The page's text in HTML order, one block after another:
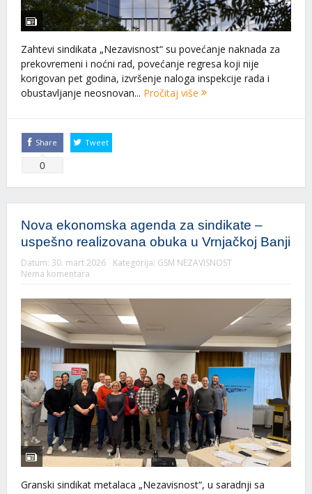
Zahtevi sindikata „Nezavisnost“ su povećanje naknada za
prekovremeni i noćni rаd, povećanje regresa koji nije
korigovan pet godina, izvršenje naloga inspekcije rada i
obustavljanje neosnovan... Pročitaj više
Share
0
Tweet
Nova ekonomska agenda za sindikate –
uspešno realizovana obuka u Vrnjačkoj Banji
Datum: 30. mart 2026 Kategorija: GSM NEZAVISNOST
Nema komentara
Granski sindikat metalaca „Nezavisnost“, u saradnji sa